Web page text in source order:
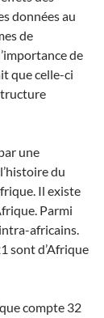
données au
de
de
que celle-ci
une
du
Il existe
Parmi
africains.
sont d’Afrique
compte 32